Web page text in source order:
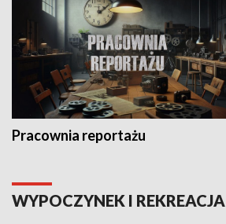
Pracownia reportażu
WYPOCZYNEK I REKREACJA